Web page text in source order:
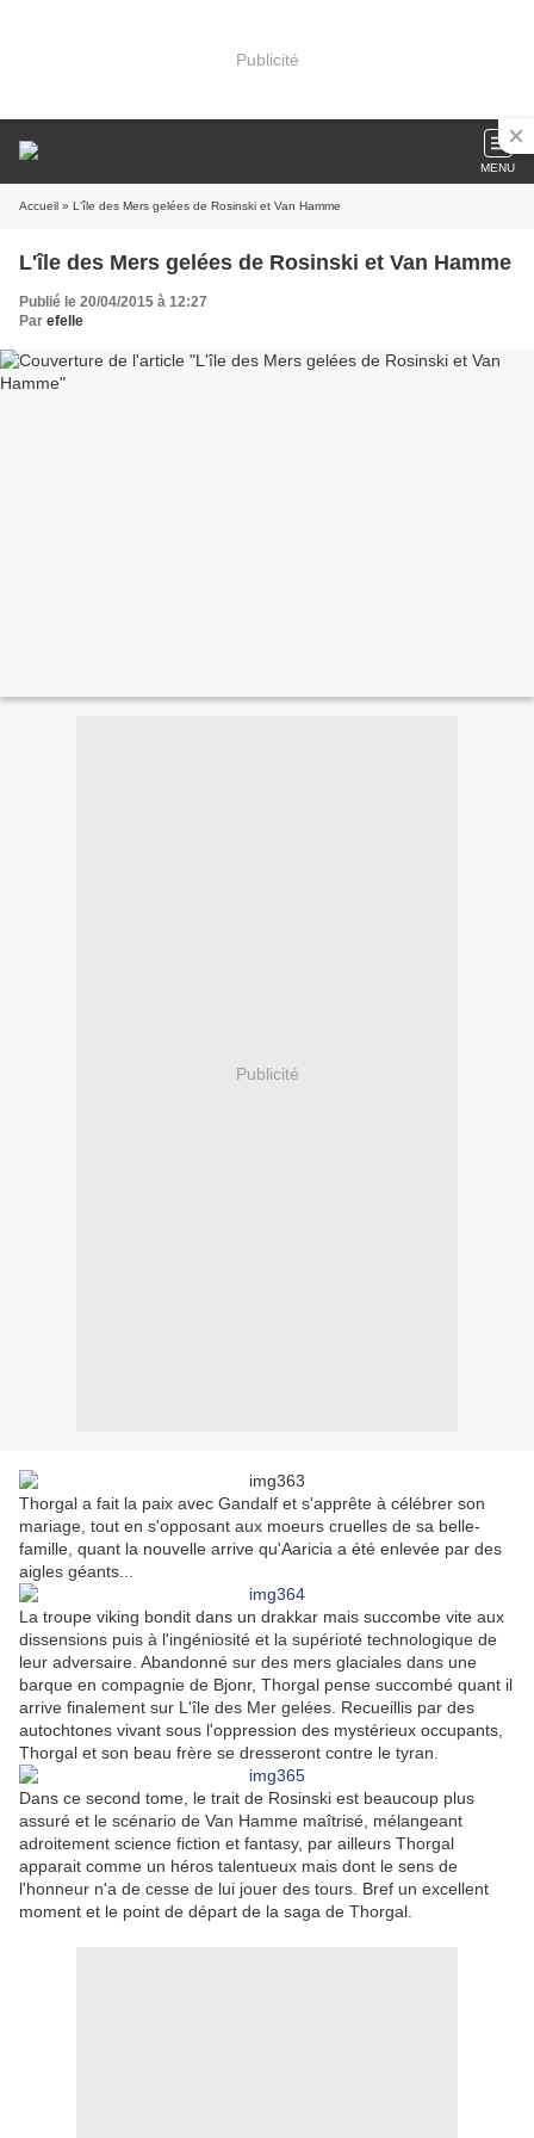
Publicité
MENU
Accueil » L'île des Mers gelées de Rosinski et Van Hamme
L'île des Mers gelées de Rosinski et Van Hamme
Publié le 20/04/2015 à 12:27
Par efelle
Publicité
Thorgal a fait la paix avec Gandalf et s'apprête à célébrer son
mariage, tout en s'opposant aux moeurs cruelles de sa belle-
famille, quant la nouvelle arrive qu'Aaricia a été enlevée par des
aigles géants...
La troupe viking bondit dans un drakkar mais succombe vite aux
dissensions puis à l'ingéniosité et la supérioté technologique de
leur adversaire. Abandonné sur des mers glaciales dans une
barque en compagnie de Bjonr, Thorgal pense succombé quant il
arrive finalement sur L'île des Mer gelées. Recueillis par des
autochtones vivant sous l'oppression des mystérieux occupants,
Thorgal et son beau frère se dresseront contre le tyran.
Dans ce second tome, le trait de Rosinski est beaucoup plus
assuré et le scénario de Van Hamme maîtrisé, mélangeant
adroitement science fiction et fantasy, par ailleurs Thorgal
apparait comme un héros talentueux mais dont le sens de
l'honneur n'a de cesse de lui jouer des tours. Bref un excellent
moment et le point de départ de la saga de Thorgal.